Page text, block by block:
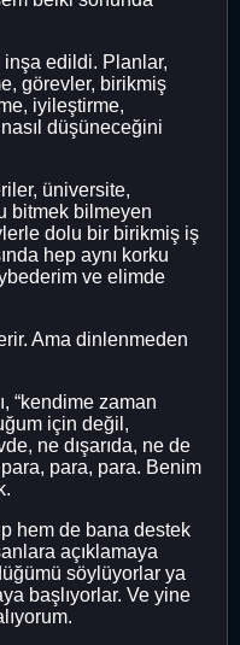
inşa edildi. Planlar,
görevler, birikmiş
iyileştirme,
düşüneceğini
üniversite,
bitmek bilmeyen
dolu bir birikmiş iş
hep aynı korku
ve elimde
Ama dinlenmeden
“kendime zaman
için değil,
ne dışarıda, ne de
para, para. Benim
hem de bana destek
açıklamaya
söylüyorlar ya
başlıyorlar. Ve yine